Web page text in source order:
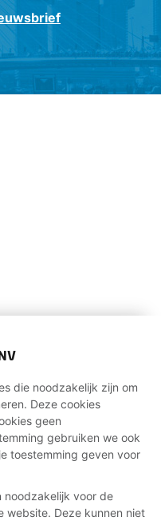
die noodzakelijk zijn om
Deze cookies
geen
gebruiken we ook
toestemming geven voor
noodzakelijk voor de
website. Deze kunnen niet